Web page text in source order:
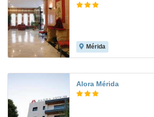
Mérida
Alora Mérida